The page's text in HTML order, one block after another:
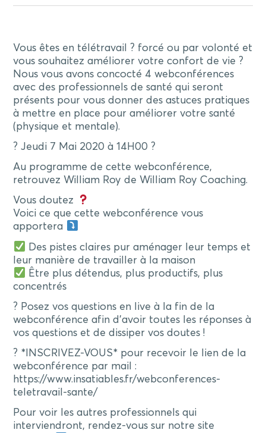
Vous êtes en télétravail ?️ forcé ou par volonté et
vous souhaitez améliorer votre confort de vie ?
Nous vous avons concocté 4 webconférences
avec des professionnels de santé qui seront
présents pour vous donner des astuces pratiques
à mettre en place pour améliorer votre santé
(physique et mentale).
? Jeudi 7 Mai 2020 à 14H00 ?
Au programme de cette webconférence,
retrouvez William Roy de William Roy Coaching.
Vous doutez
Voici ce que cette webconférence vous
apportera
Des pistes claires pur aménager leur temps et
leur manière de travailler à la maison
Être plus détendus, plus productifs, plus
concentrés
? Posez vos questions en live à la fin de la
webconférence afin d’avoir toutes les réponses à
vos questions et de dissiper vos doutes !
? *INSCRIVEZ-VOUS* pour recevoir le lien de la
webconférence par mail :
https://www.insatiables.fr/webconferences-
teletravail-sante/
Pour voir les autres professionnels qui
interviendront, rendez-vous sur notre site